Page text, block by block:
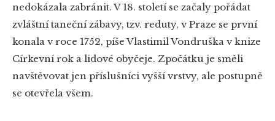
nedokázala zabránit. V 18. století se začaly pořádat
zvláštní taneční zábavy, tzv. reduty, v Praze se první
konala v roce 1752, píše Vlastimil Vondruška v knize
Církevní rok a lidové obyčeje. Zpočátku je směli
navštěvovat jen příslušníci vyšší vrstvy, ale postupně
se otevřela všem.